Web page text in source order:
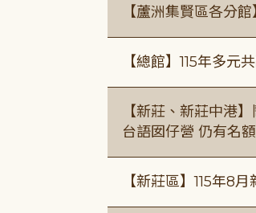
【蘆洲集賢區各分
【總館】115年多元
【新莊、新莊中港
台語囡仔營 仍有名
【新莊區】115年8